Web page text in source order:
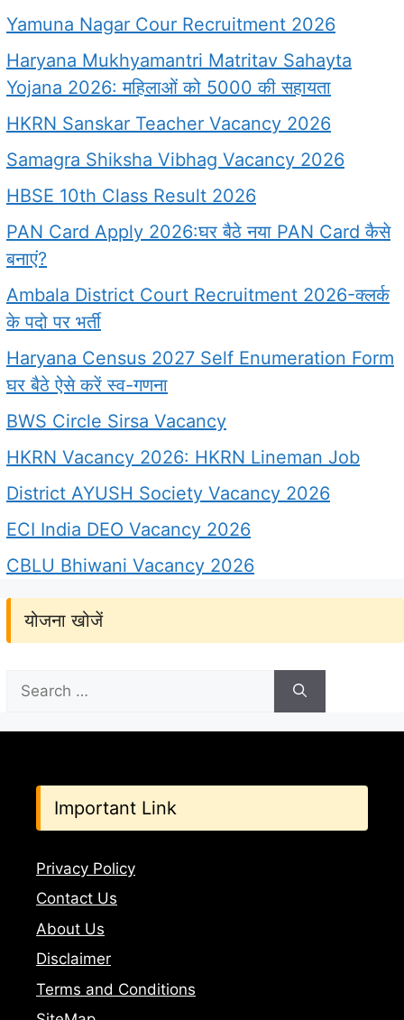
Yamuna Nagar Cour Recruitment 2026
Haryana Mukhyamantri Matritav Sahayta
Yojana 2026: महिलाओं को 5000 की सहायता
HKRN Sanskar Teacher Vacancy 2026
Samagra Shiksha Vibhag Vacancy 2026
HBSE 10th Class Result 2026
PAN Card Apply 2026:घर बैठे नया PAN Card कैसे
बनाएं?
Ambala District Court Recruitment 2026-क्लर्क
के पदो पर भर्ती
Haryana Census 2027 Self Enumeration Form
घर बैठे ऐसे करें स्व-गणना
BWS Circle Sirsa Vacancy
HKRN Vacancy 2026: HKRN Lineman Job
District AYUSH Society Vacancy 2026
ECI India DEO Vacancy 2026
CBLU Bhiwani Vacancy 2026
योजना खोजें
for:
Important Link
Privacy Policy
Contact Us
About Us
Disclaimer
Terms and Conditions